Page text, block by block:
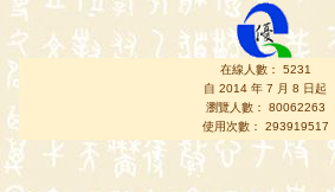
在線人數： 5231
自 2014 年 7 月 8 日起
瀏覽人數： 80062263
使用次數： 293919517